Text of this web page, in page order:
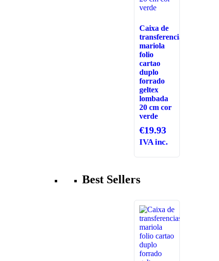
Caixa de
transferencias
mariola
folio
cartao
duplo
forrado
geltex
lombada
20 cm cor
verde
€19.93
IVA inc.
Best Sellers